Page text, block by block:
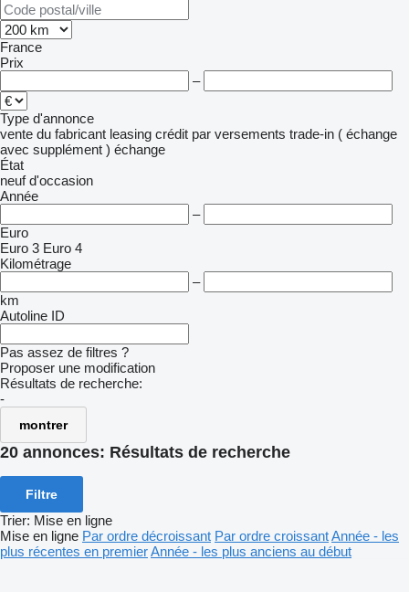
France
Prix
–
Type d'annonce
vente du fabricant leasing crédit par versements trade-in ( échange
avec supplément ) échange
État
neuf d'occasion
Année
–
Euro
Euro 3 Euro 4
Kilométrage
–
km
Autoline ID
Pas assez de filtres ?
Proposer une modification
Résultats de recherche:
-
montrer
20 annonces: Résultats de recherche
Filtre
Trier: Mise en ligne
Mise en ligne Par ordre décroissant Par ordre croissantAnnée - les
plus récentes en premierAnnée - les plus anciens au début